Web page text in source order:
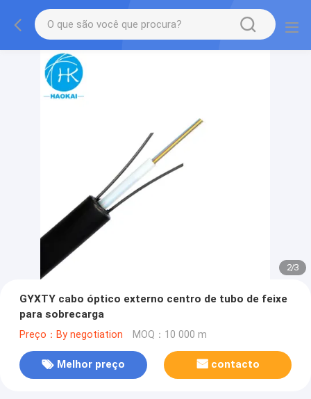
2/3
GYXTY cabo óptico externo centro de tubo de feixe
para sobrecarga
Preço：By negotiation MOQ：10 000 m
Melhor preço contacto